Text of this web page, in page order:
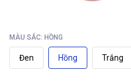
MÀU SẮC: HỒNG
Đen Hồng Trắng